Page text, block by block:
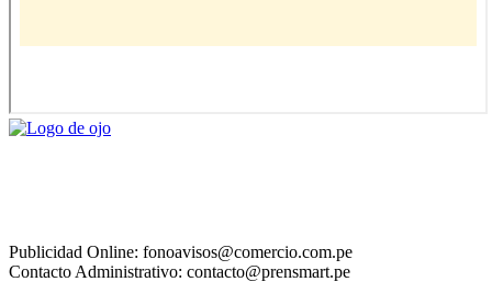
Publicidad Online: fonoavisos@comercio.com.pe
Contacto Administrativo: contacto@prensmart.pe